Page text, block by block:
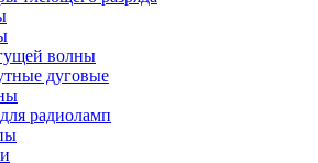
волны
дуговые
радиоламп